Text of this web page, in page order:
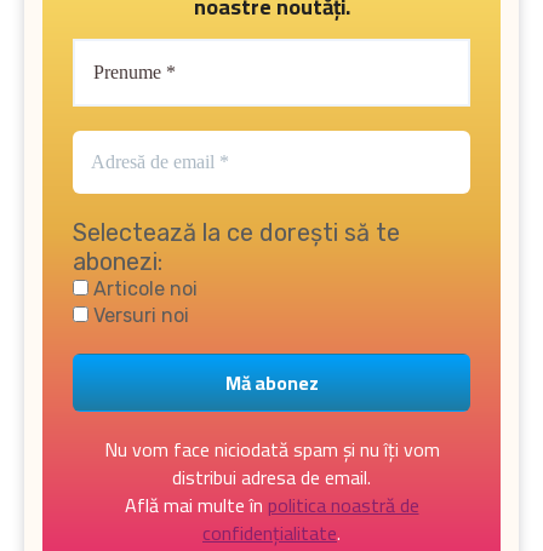
Selectează la ce dorești să te
abonezi:
Articole noi
Versuri noi
Nu vom face niciodată spam și nu îți vom
distribui adresa de email.
Află mai multe în politica noastră de
confidențialitate.